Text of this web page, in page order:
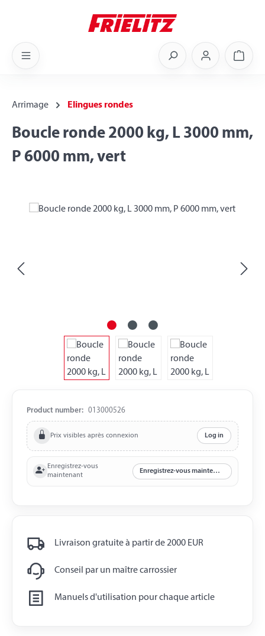
Arrimage Elingues rondes
Boucle ronde 2000 kg, L 3000 mm,
P 6000 mm, vert
Skip image gallery
Product number: 013000526
Prix visibles après connexion Log in
Enregistrez-vous
maintenant
Enregistrez-vous maintenant
Livraison gratuite à partir de 2000 EUR
Conseil par un maître carrossier
Manuels d'utilisation pour chaque article